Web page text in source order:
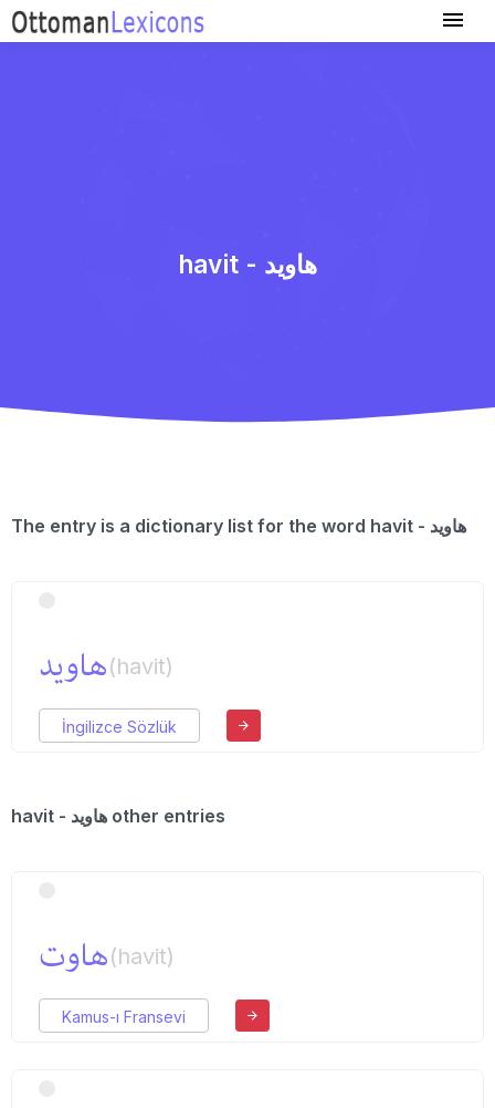
havit - هاوید
The entry is a dictionary list for the word havit - هاوید
هاوید(havit)
İngilizce Sözlük
havit - هاوید other entries
هاوت(havit)
Kamus-ı Fransevi